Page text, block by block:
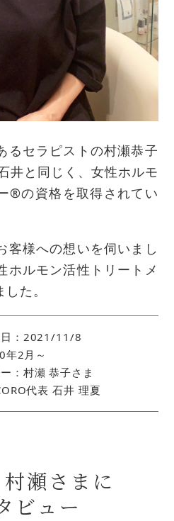
るセラピストの村瀬恭子
井と同じく、女性ホルモ
®の資格を取得されてい
客様への想いを伺いまし
ホルモン活性トリートメ
た。
日：2021/11/8
年2月～
：村瀬 恭子さま
代表 石井 理夏
瀬さまに
ビュー